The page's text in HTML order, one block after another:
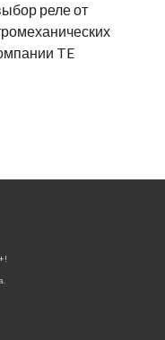
реле от
TE